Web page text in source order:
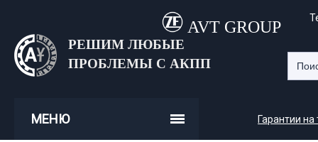
AVT GROUP
РЕШИМ ЛЮБЫЕ
ПРОБЛЕМЫ С АКПП
МЕНЮ Гарантии на